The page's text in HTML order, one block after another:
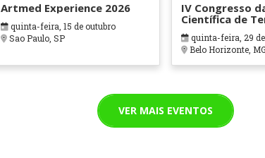
Artmed Experience 2026
quinta-feira, 15 de outubro
Sao Paulo, SP
IV Congresso
Científica de
Ocupacional
Hospitalares e
Paliativos -
quinta-feira, 29
Belo Horizonte, MG
VER MAIS EVENTOS